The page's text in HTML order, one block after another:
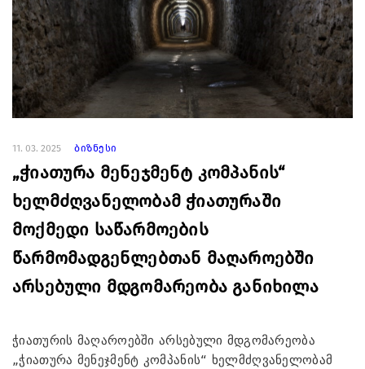
11. 03. 2025 ბიზნესი
„ჭიათურა მენეჯმენტ კომპანის“
ხელმძღვანელობამ ჭიათურაში
მოქმედი საწარმოების
წარმომადგენლებთან მაღაროებში
არსებული მდგომარეობა განიხილა
ჭიათურის მაღაროებში არსებული მდგომარეობა
„ჭიათურა მენეჯმენტ კომპანის“ ხელმძღვანელობამ